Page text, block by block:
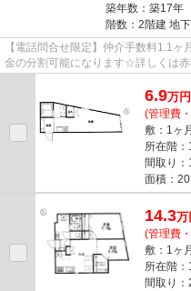
築年数：築17年
階数：2階建 地
【電話問合せ限定】仲介手数料1.1
金の分割可能になります☆詳しくは
VISION赤羽店までご連絡下さい！！
6.9万円
(管理費
敷：1ヶ
所在階：
間取り：
面積：
14.3万
(管理費
敷：1ヶ
所在階：
間取り：